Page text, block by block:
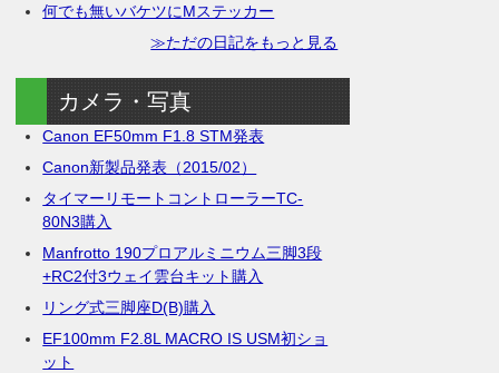
何でも無いバケツにMステッカー
≫ただの日記をもっと見る
カメラ・写真
Canon EF50mm F1.8 STM発表
Canon新製品発表（2015/02）
タイマーリモートコントローラーTC-
80N3購入
Manfrotto 190プロアルミニウム三脚3段
+RC2付3ウェイ雲台キット購入
リング式三脚座D(B)購入
EF100mm F2.8L MACRO IS USM初ショ
ット